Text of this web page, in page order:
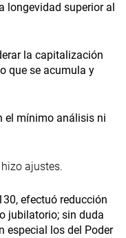
longevidad superior al
la capitalización
que se acumula y
el mínimo análisis ni
ajustes.
efectuó reducción
jubilatorio; sin duda
especial los del Poder